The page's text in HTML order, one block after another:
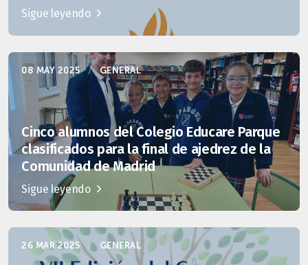
Sigue leyendo
08 MAY 2025 / GENERAL
Cinco alumnos del Colegio Educare Parque
clasificados para la final de ajedrez de la
Comunidad de Madrid
Sigue leyendo
26 MAR 2025 / GENERAL